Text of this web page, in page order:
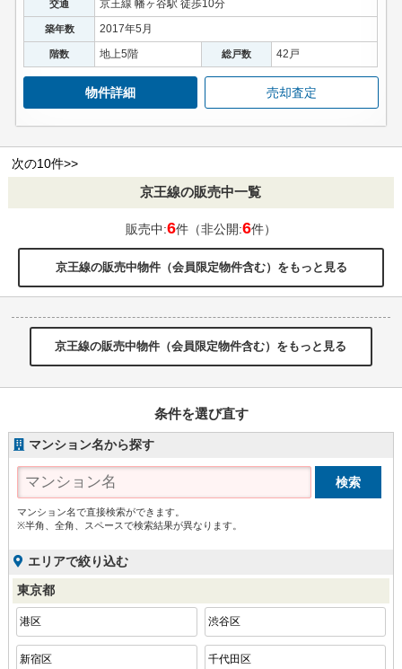
交通 京王線 幡ヶ谷駅 徒歩10分
築年数 2017年5月
階数 地上5階 総戸数 42戸
物件詳細 売却査定
次の10件>>
京王線の販売中一覧
販売中:6件（非公開:6件）
京王線の販売中物件（会員限定物件含む）をもっと見る
京王線の販売中物件（会員限定物件含む）をもっと見る
条件を選び直す
マンション名から探す
マンション名で直接検索ができます。
※半角、全角、スペースで検索結果が異なります。
エリアで絞り込む
東京都
港区 渋谷区
新宿区 千代田区